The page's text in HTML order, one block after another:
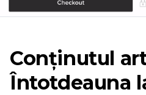
Conținutul
Întotdeauna